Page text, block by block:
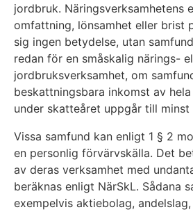
jordbruk. Näringsverksamhetens
omfattning, lönsamhet eller brist
sig ingen betydelse, utan
redan för en småskalig närings-
jordbruksverksamhet, om
beskattningsbara inkomst av
under skatteåret uppgår till
Vissa samfund kan enligt 1 § 2
en personlig förvärvskälla. Det
av deras verksamhet med
beräknas enligt NärSkL. Sådana
exempelvis aktiebolag,